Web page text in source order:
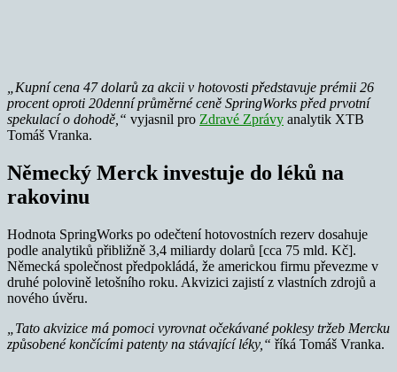
„Kupní cena 47 dolarů za akcii v hotovosti představuje prémii 26
procent oproti 20denní průměrné ceně SpringWorks před prvotní
spekulací o dohodě,“ vyjasnil pro Zdravé Zprávy analytik XTB
Tomáš Vranka.
Německý Merck investuje do léků na
rakovinu
Hodnota SpringWorks po odečtení hotovostních rezerv dosahuje
podle analytiků přibližně 3,4 miliardy dolarů [cca 75 mld. Kč].
Německá společnost předpokládá, že americkou firmu převezme v
druhé polovině letošního roku. Akvizici zajistí z vlastních zdrojů a
nového úvěru.
„Tato akvizice má pomoci vyrovnat očekávané poklesy tržeb Mercku
způsobené končícími patenty na stávající léky,“ říká Tomáš Vranka.